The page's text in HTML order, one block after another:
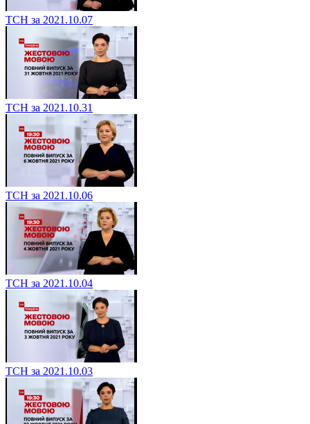
ТСН за 2021.10.07
ТСН за 2021.10.31
ТСН за 2021.10.06
ТСН за 2021.10.04
ТСН за 2021.10.03